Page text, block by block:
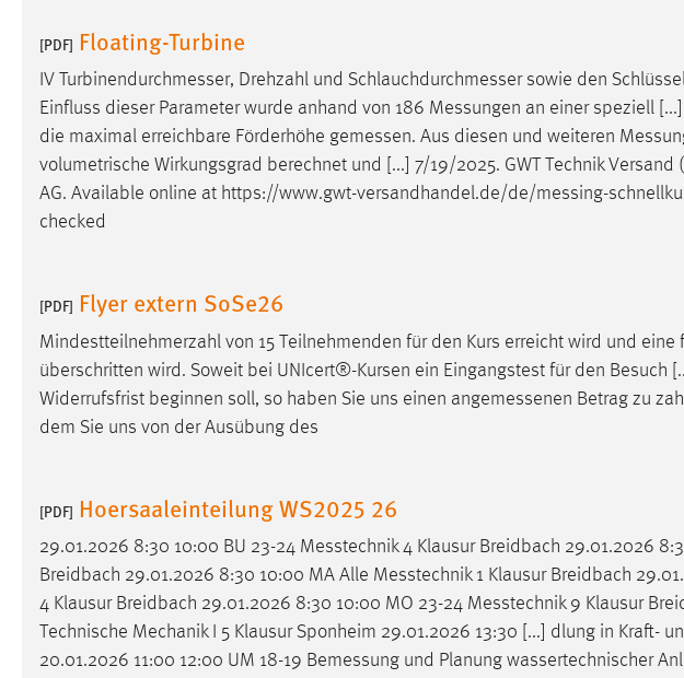
[PDF] Floating-Turbine
IV Turbinendurchmesser, Drehzahl und Schlauchdurchmessersowie den
Einfluss dieser Parameter wurde anhand von 186 Messungen an einer speziell
die maximal erreichbare Förderhöhe gemessen. Aus diesen und weiteren
volumetrische Wirkungsgrad berechnet und [...] 7/19/2025. GWT Technik Versand
AG. Available online at https://www.gwt-versandhandel.de/de/messing-
checked
[PDF] Flyer extern SoSe26
Mindestteilnehmerzahl von 15 Teilnehmenden für den Kurs erreicht wird und eine
überschritten wird. Soweit bei UNIcert®-Kursen ein Eingangstest für den Besuch
Widerrufsfrist beginnen soll, so haben Sie uns einen angemessenen Betrag zu
dem Sie uns von der Ausübung des
[PDF] Hoersaaleinteilung WS2025 26
29.01.2026 8:30 10:00 BU 23-24 Messtechnik4 Klausur Breidbach 29.01.2026
Breidbach 29.01.2026 8:30 10:00 MA Alle Messtechnik1 Klausur Breidbach
4 Klausur Breidbach 29.01.2026 8:30 10:00 MO 23-24 Messtechnik9 Klausur
Technische Mechanik I 5 Klausur Sponheim 29.01.2026 13:30 [...] dlung in Kraft-
20.01.2026 11:00 12:00 UM 18-19 Bemessung und Planung wassertechnischer
Zweck: Zugriffsstatistik
Cookie Laufzeit: Max. 13 Monate
MARKETING
Google Ads
Anbieter: Google Ireland Limited
Cookie Laufzeit: 3 Monate
Facebook Pixel
_fbp
Anbieter: Facebook